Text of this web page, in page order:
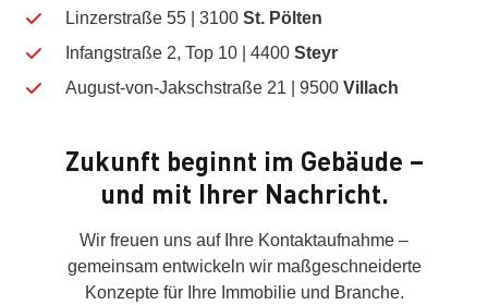
Linzerstraße 55 | 3100 St. Pölten
Infangstraße 2, Top 10 | 4400 Steyr
August-von-Jakschstraße 21 | 9500 Villach
Zukunft beginnt im Gebäude –
und mit Ihrer Nachricht.
Wir freuen uns auf Ihre Kontaktaufnahme –
gemeinsam entwickeln wir maßgeschneiderte
Konzepte für Ihre Immobilie und Branche.